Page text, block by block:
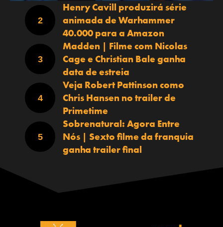
Henry Cavill produzirá série
animada de Warhammer
40.000 para a Amazon
Madden | Filme com Nicolas
Cage e Christian Bale ganha
data de estreia
Veja Robert Pattinson como
Chris Hansen no trailer de
Primetime
Sobrenatural: Agora Entre
Nós | Sexto filme da franquia
ganha trailer final